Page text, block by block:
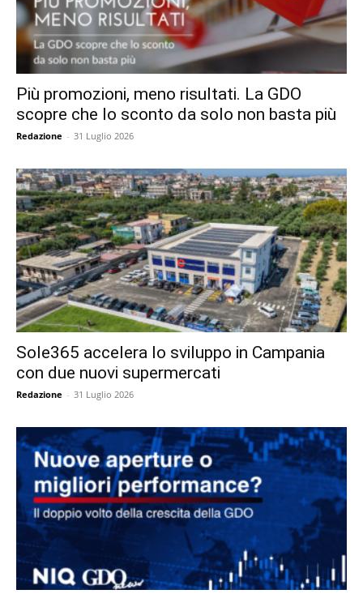
Più promozioni, meno risultati. La GDO
scopre che lo sconto da solo non basta più
Redazione - 31 Luglio 2026
Sole365 accelera lo sviluppo in Campania
con due nuovi supermercati
Redazione - 31 Luglio 2026